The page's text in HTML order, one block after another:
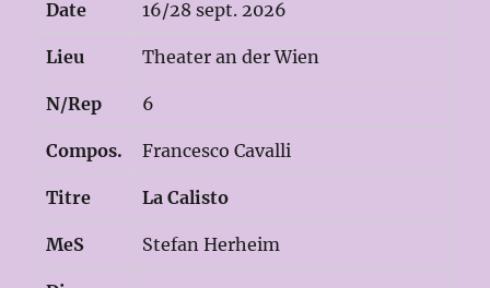
Date 16/28 sept. 2026
Lieu Theater an der Wien
N/Rep 6
Compos. Francesco Cavalli
Titre La Calisto
MeS Stefan Herheim